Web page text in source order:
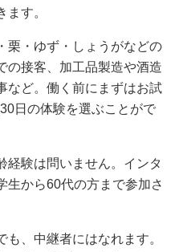
す。
・ゆず・しょうがなどの
の接客、加工品製造や酒造
など。働く前にまずはお試
日の体験を選ぶことがで
験は問いません。インタ
生から60代の方まで参加さ
、中継者にはなれます。